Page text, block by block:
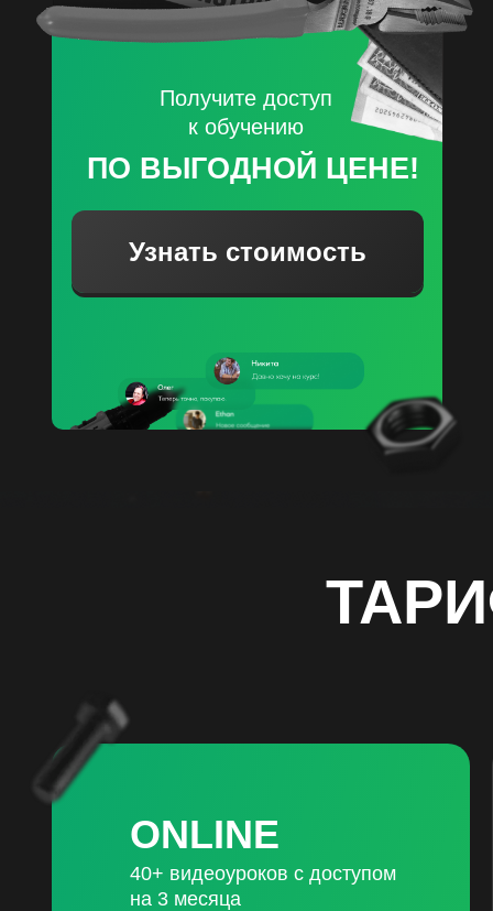
Узнать стоимость
ПО ВЫГОДНОЙ ЦЕНЕ!
Получите доступ
к обучению
ONLINE
40+ видеоуроков с доступом
на 3 месяца